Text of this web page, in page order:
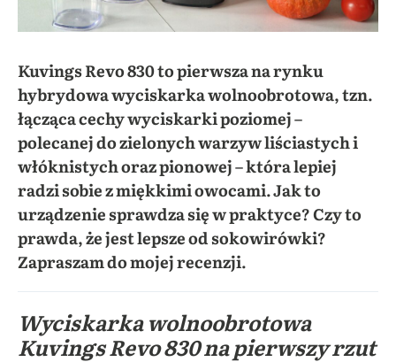
Kuvings Revo 830 to pierwsza na rynku
hybrydowa wyciskarka wolnoobrotowa, tzn.
łącząca cechy wyciskarki poziomej –
polecanej do zielonych warzyw liściastych i
włóknistych oraz pionowej – która lepiej
radzi sobie z miękkimi owocami. Jak to
urządzenie sprawdza się w praktyce? Czy to
prawda, że jest lepsze od sokowirówki?
Zapraszam do mojej recenzji.
Wyciskarka wolnoobrotowa
Kuvings Revo 830 na pierwszy rzut